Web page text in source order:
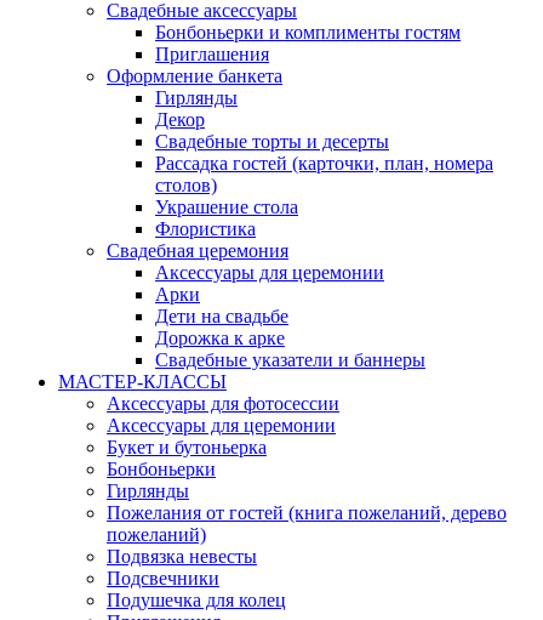
Свадебные аксессуары
Бонбоньерки и комплименты гостям
Приглашения
Оформление банкета
Гирлянды
Декор
Свадебные торты и десерты
Рассадка гостей (карточки, план, номера
столов)
Украшение стола
Флористика
Свадебная церемония
Аксессуары для церемонии
Арки
Дети на свадьбе
Дорожка к арке
Свадебные указатели и баннеры
МАСТЕР-КЛАССЫ
Аксессуары для фотосессии
Аксессуары для церемонии
Букет и бутоньерка
Бонбоньерки
Гирлянды
Пожелания от гостей (книга пожеланий, дерево
пожеланий)
Подвязка невесты
Подсвечники
Подушечка для колец